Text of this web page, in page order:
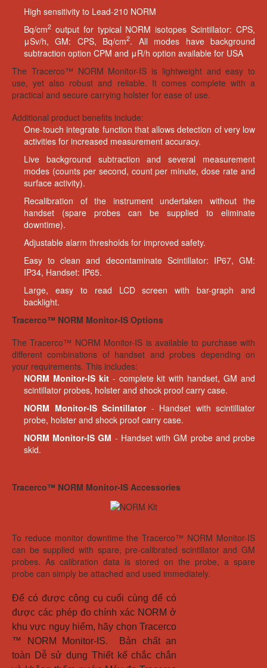
High sensitivity to Lead-210 NORM
Bq/cm2 output for typical NORM isotopes Scintillator: CPS,
μSv/h, GM: CPS, Bq/cm2. All modes have background
subtraction option CPM and μR/h option available for USA
The Tracerco™ NORM Monitor-IS is lightweight and easy to
use, yet also robust and reliable. It comes complete with a
practical and secure carrying holster for ease of use.
Additional product benefits include:
One-touch integrate function that allows detection of very low
activities for increased measurement accuracy.
Live background subtraction and several measurement
modes (counts per second, count per minute, dose rate and
surface activity).
Recalibration of the instrument undertaken without the
handset (spare probes can be supplied to eliminate
downtime).
Adjustable alarm thresholds for improved safety.
Easy to clean and decontaminate Scintillator: IP67, GM:
IP34, Handset: IP65.
Large, easy to read LCD screen with bar-graph and
backlight.
Tracerco™ NORM Monitor-IS Options
The Tracerco™ NORM Monitor-IS is available to purchase with
different combinations of handset and probes depending on
your requirements. This includes:
NORM Monitor-IS kit- complete kit with handset, GM and
scintillator probes, holster and shock proof carry case.
NORM Monitor-IS Scintillator- Handset with scintilliator
probe, holster and shock proof carry case.
NORM Monitor-IS GM - Handset with GM probe and probe
skid.
Tracerco™ NORM Monitor-IS Accessories
To reduce monitor downtime the Tracerco™ NORM Monitor-IS
can be supplied with spare, pre-calibrated scintillator and GM
probes. As calibration data is stored on the probe, a spare
probe can simply be attached and used immediately.
Để có được công cụ cuối cùng để có
được các phép đo chính xác NORM ở
khu vực nguy hiểm, hãy chọn Tracerco
™ NORM Monitor-IS.  Bản chất an
toàn Dễ sử dụng Thiết kế chắc chắn